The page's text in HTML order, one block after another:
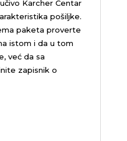
Karcher Centar
pošiljke.
paketa proverte
istom i da u tom
već da sa
zapisnik o